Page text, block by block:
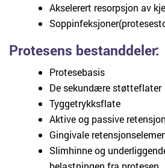
Akselerert resorpsjon av
Protesens bestanddeler:
Protesebasis
De sekundære støtteflater
Tyggetrykksflate
Aktive og passive
Gingivale
Slimhinne og